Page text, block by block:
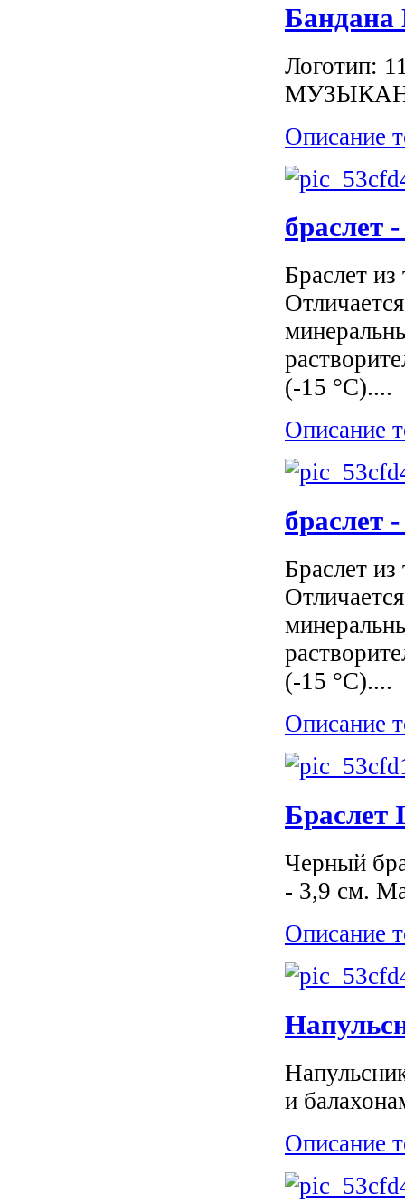
Описание
браслет
Браслет
(-15 °C)....
Описание
браслет
Браслет
(-15 °C)....
Описание
Браслет
Черный
- 3,9 см.
Описание
и
Описание